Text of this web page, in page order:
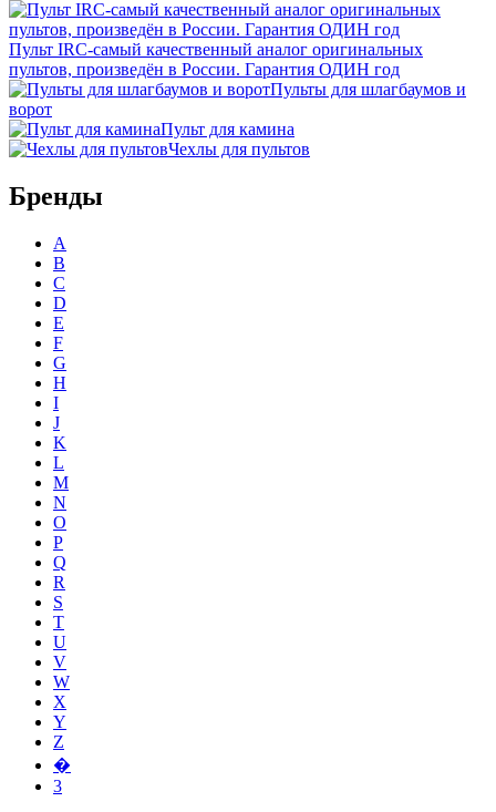
Пульт IRC-самый качественный аналог оригинальных
пультов, произведён в России. Гарантия ОДИН год
Пульты для шлагбаумов и
ворот
Пульт для камина
Чехлы для пультов
Бренды
A
B
C
D
E
F
G
H
I
J
K
L
M
N
O
P
Q
R
S
T
U
V
W
X
Y
Z
�
3